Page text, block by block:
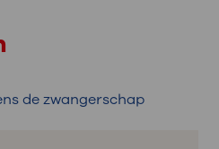
de zwangerschap